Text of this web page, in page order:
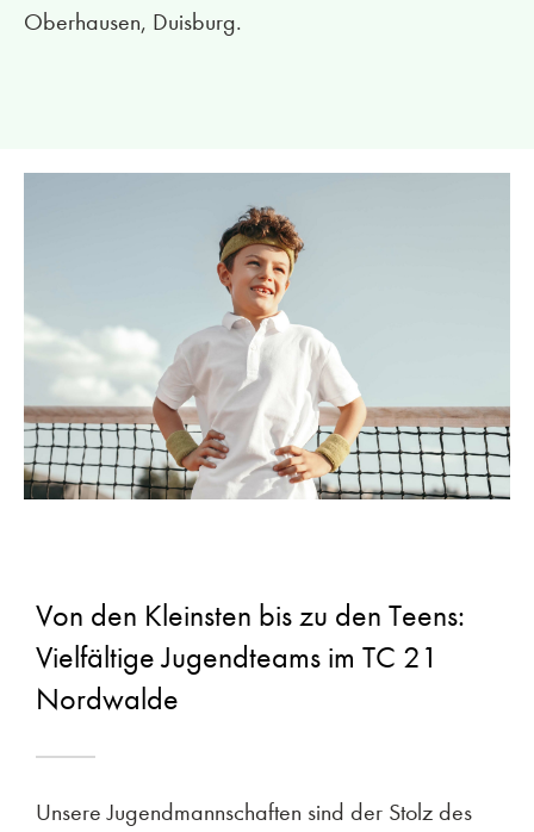
Oberhausen, Duisburg.
Von den Kleinsten bis zu den Teens:
Vielfältige Jugendteams im TC 21
Nordwalde
Unsere Jugendmannschaften sind der Stolz des